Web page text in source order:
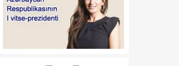
“Xəzər-Qara dəniz-Avropa
arasında yeni enerji
14:45
06 Avqust